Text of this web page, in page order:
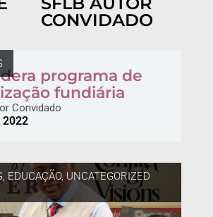
CONVIDADO
programa de
fundiária
Convidado
2022
, EDUCAÇÃO, UNCATEGORIZED